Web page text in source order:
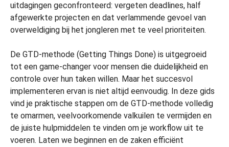
uitdagingen geconfronteerd: vergeten deadlines, half
afgewerkte projecten en dat verlammende gevoel van
overweldiging bij het jongleren met te veel prioriteiten.
De GTD-methode (Getting Things Done) is uitgegroeid
tot een game-changer voor mensen die duidelijkheid en
controle over hun taken willen. Maar het succesvol
implementeren ervan is niet altijd eenvoudig. In deze gids
vind je praktische stappen om de GTD-methode volledig
te omarmen, veelvoorkomende valkuilen te vermijden en
de juiste hulpmiddelen te vinden om je workflow uit te
voeren. Laten we beginnen en de zaken efficiënt